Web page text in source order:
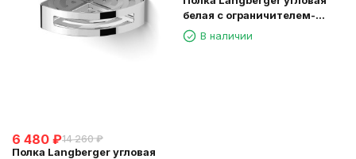
6 480 ₽14 260 ₽
Полка Langberger угловая
белая с ограничителем-
скребок 73451-WH
В наличии